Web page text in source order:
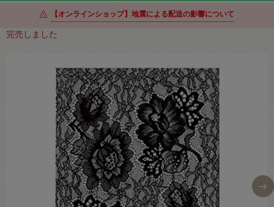
【オンラインショップ】地震による配送の影響について
完売しました